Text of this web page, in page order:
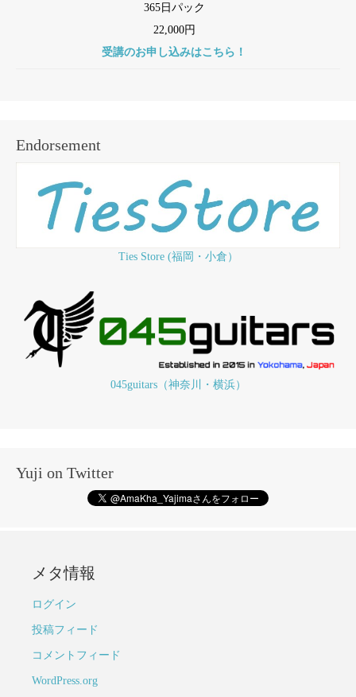
365日パック
22,000円
受講のお申し込みはこちら！
Endorsement
Ties Store (福岡・小倉）
045guitars（神奈川・横浜）
Yuji on Twitter
メタ情報
ログイン
投稿フィード
コメントフィード
WordPress.org